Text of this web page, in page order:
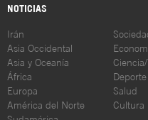
NOTICIAS
Irán
Asia Occidental
Asia y Oceanía
África
Europa
América del Norte
Sudamérica
Ciencia/
Deporte
Salud
Cultura